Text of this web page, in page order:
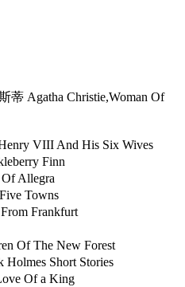
Agatha Christie,Woman Of
VIII And His Six Wives
Finn
Allegra
Towns
Frankfurt
Of The New Forest
Short Stories
Of a King